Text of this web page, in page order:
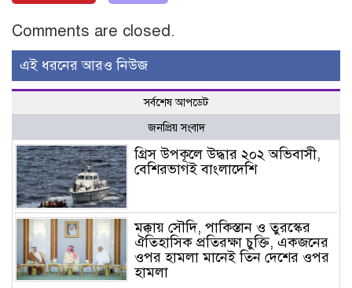
Comments are closed.
এই ধরনের আরও নিউজ
সর্বশেষ আপডেট
জনপ্রিয় সংবাদ
গ্রিস উপকূলে উদ্ধার ২০২ অভিবাসী,
বেশিরভাগই বাংলাদেশি
মক্কায় সৌদি, পাকিস্তান ও তুরস্কের
ঐতিহাসিক প্রতিরক্ষা চুক্তি, একজনের
ওপর হামলা মানেই তিন দেশের ওপর
হামলা